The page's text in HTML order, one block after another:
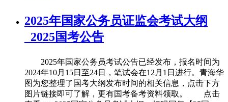
2025年国家公务员证监会考试大纲
_2025国考公告
2025年国家公务员考试公告已经发布，报名时间为
2024年10月15日至24日，笔试会在12月1日进行。青海华
图为您整理了国考大纲发布时间的相关信息，点击下方
图片链接即可了解，更有国考备考资料领取。 点击